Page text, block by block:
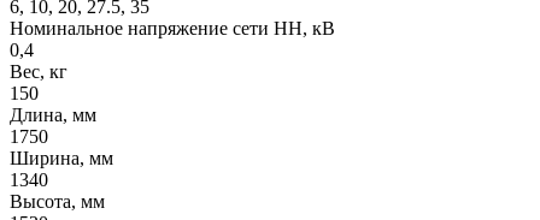
6, 10, 20, 27.5, 35
Номинальное напряжение сети НН, кВ
0,4
Вес, кг
150
Длина, мм
1750
Ширина, мм
1340
Высота, мм